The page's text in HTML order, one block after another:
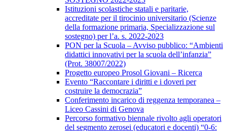
Istituzioni scolastiche statali e paritarie,
accreditate per il tirocinio universitario (Scienze
della formazione primaria, Specializzazione sul
sostegno) per l’a. s. 2022-2023
PON per la Scuola – Avviso pubblico: “Ambienti
didattici innovativi per la scuola dell’infanzia”
(Prot. 38007/2022)
Progetto europeo Prosol Giovani – Ricerca
Evento “Raccontare i diritti e i doveri per
costruire la democrazia”
Conferimento incarico di reggenza temporanea –
Liceo Cassini di Genova
Percorso formativo biennale rivolto agli operatori
del segmento zerosei (educatori e docenti) “0-6: